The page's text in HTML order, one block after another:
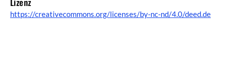
https://creativecommons.org/licenses/by-nc-nd/4.0/deed.de